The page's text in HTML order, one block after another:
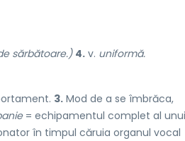
sărbătoare.) 4. v. uniformă.
3. Mod de a se îmbrăca,
= echipamentul complet al unui
în timpul căruia organul vocal